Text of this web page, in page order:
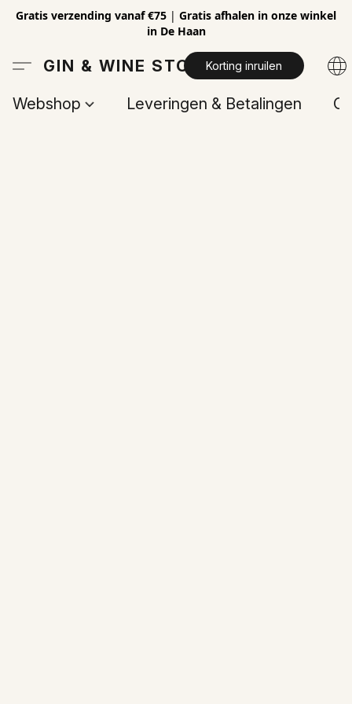
Gratis verzending vanaf €75 | Gratis afhalen in onze winkel
in De Haan
GIN & WINE STOREKorting inruilen
Webshop Leveringen & Betalingen